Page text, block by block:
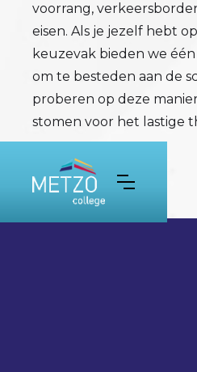
voorrang,
eisen. Als je jezelf hebt
keuzevak bieden we
om te besteden aan de
proberen op deze
stomen voor het lastige